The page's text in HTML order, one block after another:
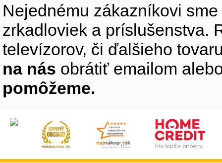
Nejednému zákazníkovi
zrkadloviek a príslušenstva.
televízorov, či ďalšieho
na nás obrátiť emailom
pomôžeme.